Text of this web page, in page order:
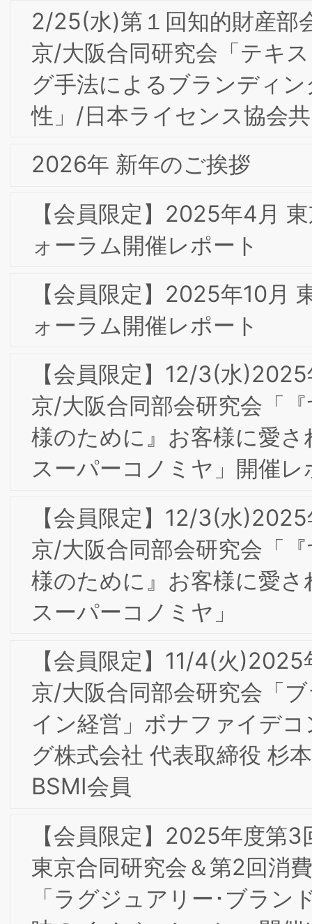
ルブランディング部会研究会「アンデル
セングループの企業理念に基づく ブラ
ンド戦略と人づくり」開催レポート
2025年 新年のご挨拶
【会員限定】2024年度第4回BSMI大阪/
ルブランディング部会研究会「企業の成
てる社会を発展させる人財－」開催レポ
第10回丸の内ゼミナール「今日の消費と
ブランド・イノベーション」を開催しま
した
【会員限定】2024年3月 東京第23回フ
ォーラム開催レポート
9/6(金)9/7(土)2024年度東阪合同夏季合
宿研究会in大阪開催の報告
【会員限定】2024年6月BSMI第3回東
京/大阪合同研究会 開催レポート
【会員限定】2024年5月BSMI第2回東
大阪合同研究会 開催レポート＆株式会
社コレクシア芹澤氏からのお知らせ
当研究所会員 小々馬 敦氏のご著書『新
されました
【会員限定】2024年4月BSMI第1回大
東京合同研究会＆第１回消費者部会研究
会 開催レポート
当研究所会員『大阪王将の「超える」経
営』が出版されました
【会員限定】2024年2月BSMIインター
ナルブランディング部会研究会「理念へ
の理解・共感から行動発揮に向けた取り
組み」開催レポート